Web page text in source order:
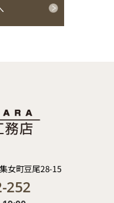
女町豆尾28-15
252